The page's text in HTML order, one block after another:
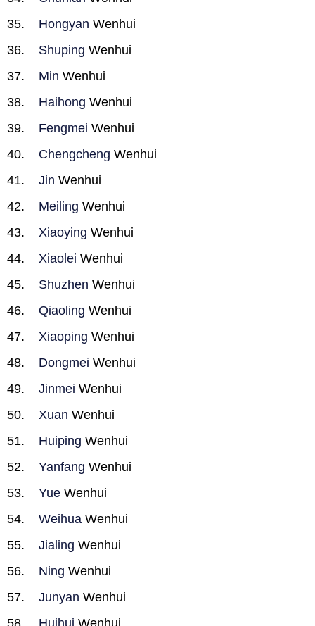
Hongyan Wenhui
Shuping Wenhui
Min Wenhui
Haihong Wenhui
Fengmei Wenhui
Chengcheng Wenhui
Jin Wenhui
Meiling Wenhui
Xiaoying Wenhui
Xiaolei Wenhui
Shuzhen Wenhui
Qiaoling Wenhui
Xiaoping Wenhui
Dongmei Wenhui
Jinmei Wenhui
Xuan Wenhui
Huiping Wenhui
Yanfang Wenhui
Yue Wenhui
Weihua Wenhui
Jialing Wenhui
Ning Wenhui
Junyan Wenhui
Huihui Wenhui